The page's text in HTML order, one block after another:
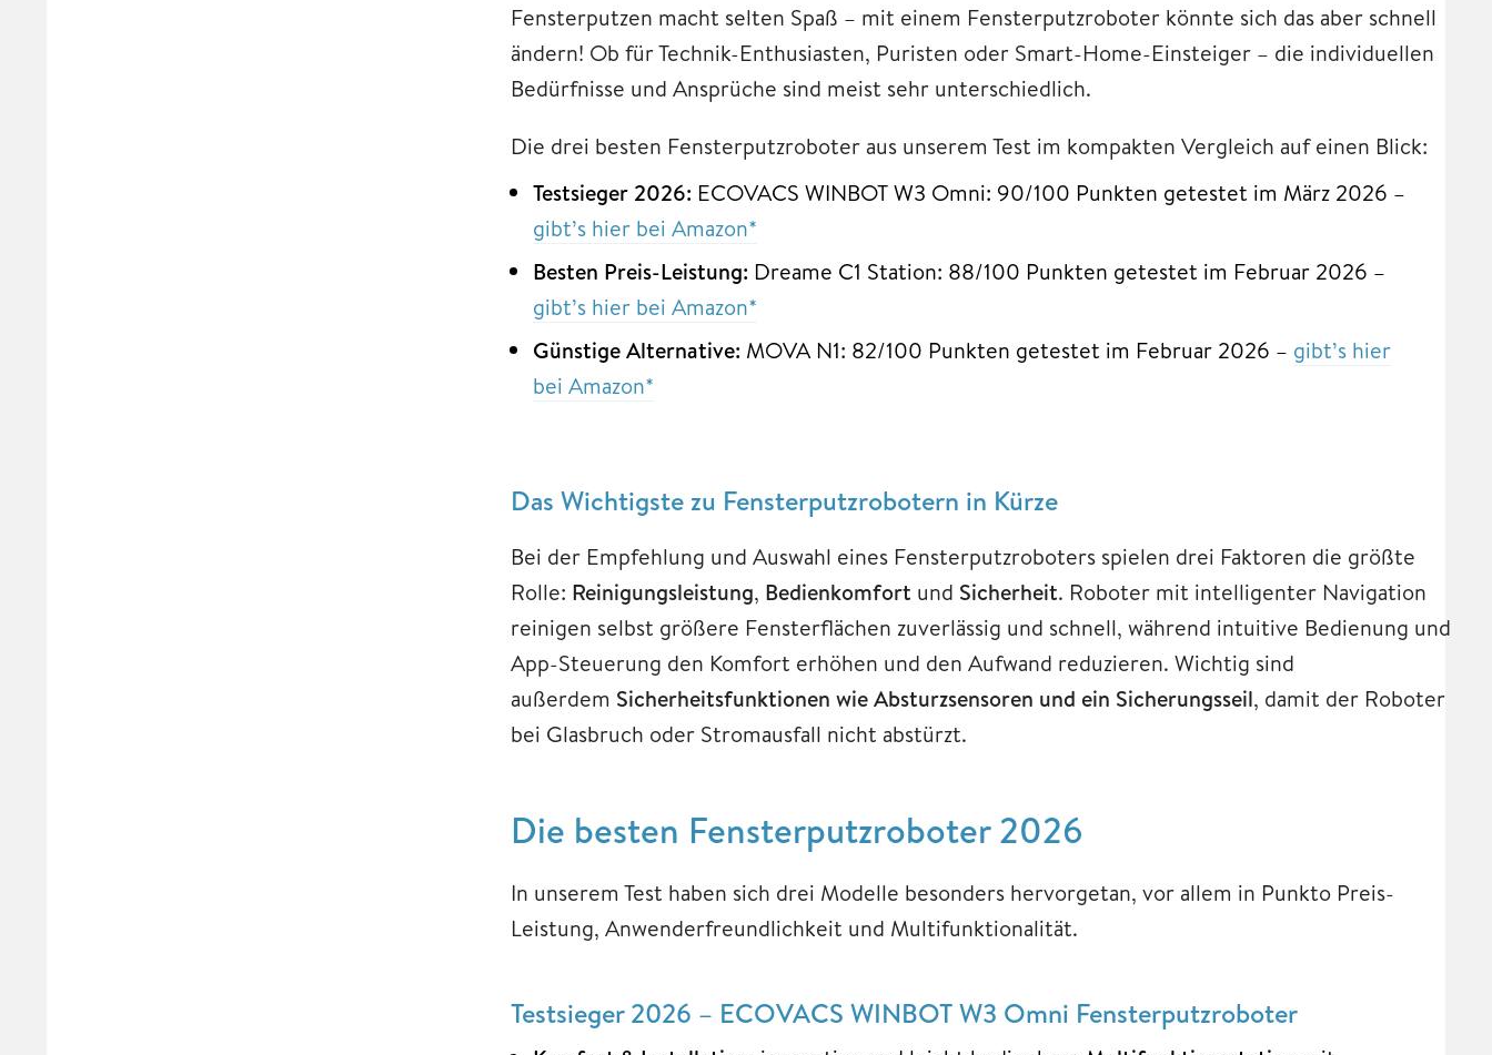
Fensterputzen macht selten Spaß – mit einem Fensterputzroboter könnte sich das aber schnell
ändern! Ob für Technik-Enthusiasten, Puristen oder Smart-Home-Einsteiger – die individuellen
Bedürfnisse und Ansprüche sind meist sehr unterschiedlich.
Die drei besten Fensterputzroboter aus unserem Test im kompakten Vergleich auf einen Blick:
Testsieger 2026: ECOVACS WINBOT W3 Omni: 90/100 Punkten getestet im März 2026 –
gibt’s hier bei Amazon*
Besten Preis-Leistung: Dreame C1 Station: 88/100 Punkten getestet im Februar 2026 –
gibt’s hier bei Amazon*
Günstige Alternative: MOVA N1: 82/100 Punkten getestet im Februar 2026 – gibt’s hier
bei Amazon*
Das Wichtigste zu Fensterputzrobotern in Kürze
Bei der Empfehlung und Auswahl eines Fensterputzroboters spielen drei Faktoren die größte
Rolle: Reinigungsleistung, Bedienkomfort und Sicherheit. Roboter mit intelligenter Navigation
reinigen selbst größere Fensterflächen zuverlässig und schnell, während intuitive Bedienung und
App-Steuerung den Komfort erhöhen und den Aufwand reduzieren. Wichtig sind
außerdem Sicherheitsfunktionen wie Absturzsensoren und ein Sicherungsseil, damit der Roboter
bei Glasbruch oder Stromausfall nicht abstürzt.
Die besten Fensterputzroboter 2026
In unserem Test haben sich drei Modelle besonders hervorgetan, vor allem in Punkto Preis-
Leistung, Anwenderfreundlichkeit und Multifunktionalität.
Testsieger 2026 – ECOVACS WINBOT W3 Omni Fensterputzroboter